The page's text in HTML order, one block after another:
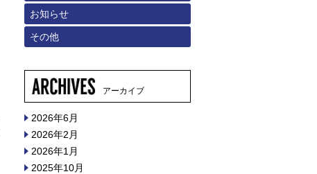
お知らせ
その他
アーカイブ
2026年6月
2026年2月
2026年1月
2025年10月